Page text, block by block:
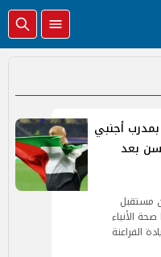
أجنبي
بعد
مستقبل
الأنباء
الفراعنة